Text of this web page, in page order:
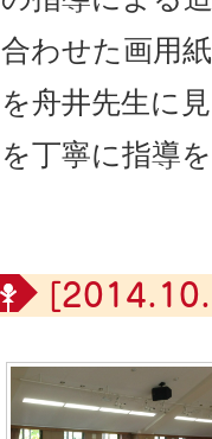
合わせた画用
を舟井先生に
を丁寧に指導